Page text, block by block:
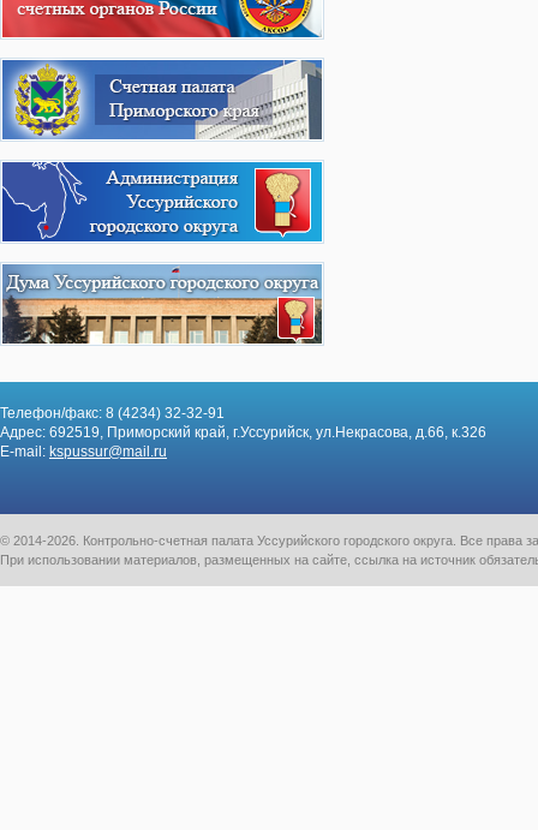
Телефон/факс: 8 (4234) 32-32-91
Адрес: 692519, Приморский край, г.Уссурийск, ул.Некрасова, д.66, к.326
E-mail: kspussur@mail.ru
© 2014-2026. Контрольно-счетная палата Уссурийского городского округа. Все права
При использовании материалов, размещенных на сайте, ссылка на источник